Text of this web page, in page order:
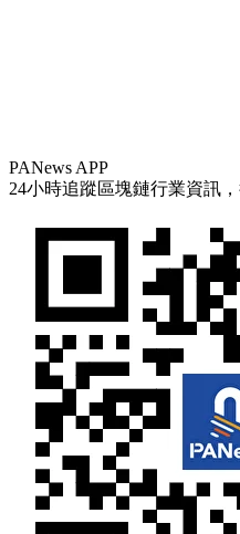
PANews APP
24小時追蹤區塊鏈行業資訊